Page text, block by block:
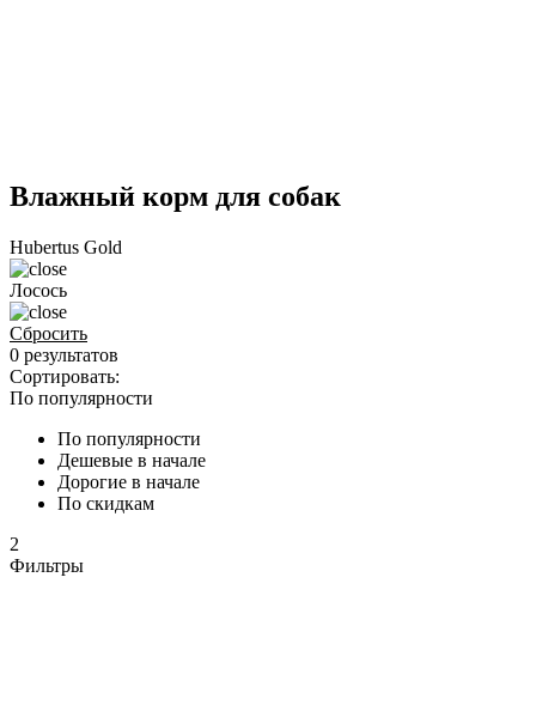
Влажный корм для собак
Hubertus Gold
Лосось
Сбросить
0 результатов
Сортировать:
По популярности
По популярности
Дешевые в начале
Дорогие в начале
По скидкам
2
Фильтры